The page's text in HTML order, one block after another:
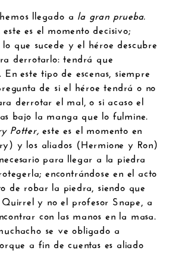
llegado a la gran prueba.
es el momento decisivo;
que sucede y el héroe descubre
derrotarlo: tendrá que
este tipo de escenas, siempre
de si el héroe tendrá o no
derrotar el mal, o si acaso el
bajo la manga que lo fulmine.
Potter, este es el momento en
y los aliados (Hermione y Ron)
para llegar a la piedra
encontrándose en el acto
de robar la piedra, siendo que
y no el profesor Snape, a
con las manos en la masa.
se ve obligado a
a fin de cuentas es aliado